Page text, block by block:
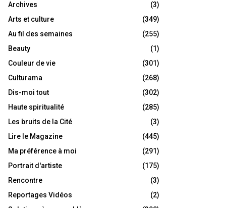
Archives
(3)
Arts et culture
(349)
Au fil des semaines
(255)
Beauty
(1)
Couleur de vie
(301)
Culturama
(268)
Dis-moi tout
(302)
Haute spiritualité
(285)
Les bruits de la Cité
(3)
Lire le Magazine
(445)
Ma préférence à moi
(291)
Portrait d'artiste
(175)
Rencontre
(3)
Reportages Vidéos
(2)